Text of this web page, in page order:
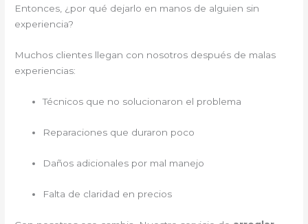
Entonces, ¿por qué dejarlo en manos de alguien sin
experiencia?
Muchos clientes llegan con nosotros después de malas
experiencias:
Técnicos que no solucionaron el problema
Reparaciones que duraron poco
Daños adicionales por mal manejo
Falta de claridad en precios